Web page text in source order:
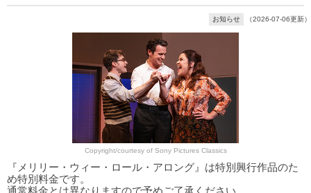
お知らせ （2026-07-06更新）
Copyright/courtesy of Sony Pictures Classics
『メリリー・ウィー・ロール・アロング』は特別興行作品のた
め特別料金です。